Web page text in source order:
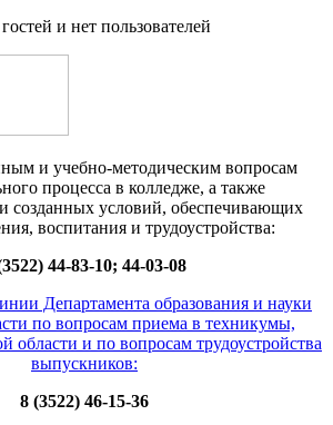
и нет пользователей
и учебно-методическим вопросам
процесса в колледже, а также
созданных условий, обеспечивающих
воспитания и трудоустройства:
44-83-10; 44-03-08
Департамента образования и науки
по вопросам приема в техникумы,
области и по вопросам трудоустройства
выпускников:
8 (3522) 46-15-36